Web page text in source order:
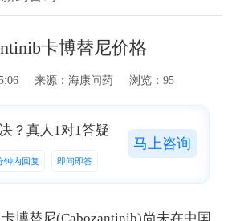
卡博替尼价格
来源：海康问药 浏览：95
？真人1对1答疑
钟内回复 即问即答
马上咨询
博替尼(Cabozantinib)尚未在中国